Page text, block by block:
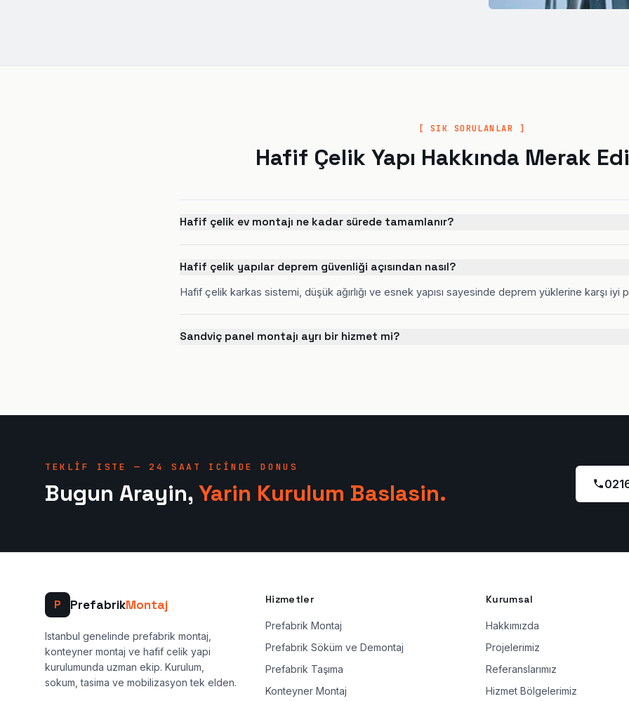
[ SIK SORULANLAR ]
Hafif Çelik Yapı Hakkında Merak
Hafif çelik ev montajı ne kadar sürede tamamlanır?
Hafif çelik yapılar deprem güvenliği açısından nasıl?
Hafif çelik karkas sistemi, düşük ağırlığı ve esnek yapısı sayesinde deprem yüklerine karşı iyi
Sandviç panel montajı ayrı bir hizmet mi?
TEKLIF ISTE — 24 SAAT ICINDE DONUS
Bugun Arayin, Yarin Kurulum Baslasin.
P PrefabrikMontaj
Istanbul genelinde prefabrik montaj,
konteyner montaj ve hafif celik yapi
kurulumunda uzman ekip. Kurulum,
sokum, tasima ve mobilizasyon tek elden.
Hizmetler
Prefabrik Montaj
Prefabrik Söküm ve Demontaj
Prefabrik Taşıma
Konteyner Montaj
Kurumsal
Hakkımızda
Projelerimiz
Referanslarımız
Hizmet Bölgelerimiz